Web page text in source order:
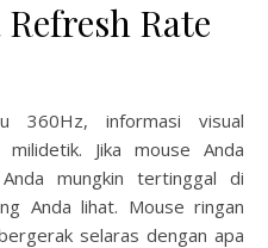
Rate
360Hz, informasi visual
Jika mouse Anda
mungkin tertinggal di
Anda lihat. Mouse ringan
selaras dengan apa